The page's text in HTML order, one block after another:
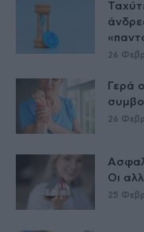
26
Γερά
26
Οι
25